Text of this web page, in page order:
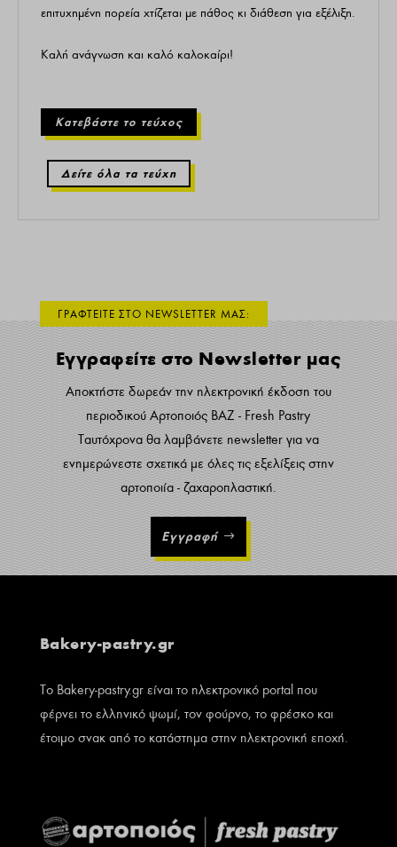
επιτυχημένη πορεία χτίζεται με πάθος κι διάθεση για εξέλιξη.
Καλή ανάγνωση και καλό καλοκαίρι!
Κατεβάστε το τεύχος
Δείτε όλα τα τεύχη
ΓΡΑΦΤΕΙΤΕ ΣΤΟ NEWSLETTER ΜΑΣ:
Εγγραφείτε στο Newsletter μας
Αποκτήστε δωρεάν την ηλεκτρονική έκδοση του
περιοδικού Αρτοποιός ΒΑΖ - Fresh Pastry
Ταυτόχρονα θα λαμβάνετε newsletter για να
ενημερώνεστε σχετικά με όλες τις εξελίξεις στην
αρτοποιία - ζαχαροπλαστική.
Εγγραφή
Bakery-pastry.gr
Το Bakery-pastry.gr είναι το ηλεκτρονικό portal που
φέρνει το ελληνικό ψωμί, τον φούρνο, το φρέσκο και
έτοιμο σνακ από το κατάστημα στην ηλεκτρονική εποχή.